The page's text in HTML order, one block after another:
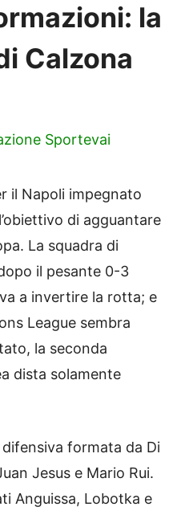
la
Calzona
Sportevai
il Napoli impegnato
di agguantare
La squadra di
il pesante 0-3
a invertire la rotta; e
League sembra
la seconda
dista solamente
formata da Di
Jesus e Mario Rui.
Anguissa, Lobotka e